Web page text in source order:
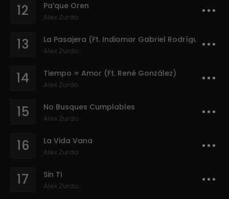
12 Pa'que Oren
Alex Zurdo
13 Alex Zurdo
14 Tiempo = Amor (Ft. René González)
Alex Zurdo
15 No Busques Cumplables
Alex Zurdo
16 La Vida Vana
Alex Zurdo
17 Sin Ti
Alex Zurdo